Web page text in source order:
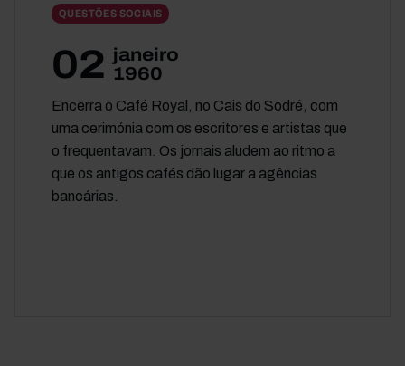
QUESTÕES SOCIAIS
02 janeiro
1960
Encerra o Café Royal, no Cais do Sodré, com
uma cerimónia com os escritores e artistas que
o frequentavam. Os jornais aludem ao ritmo a
que os antigos cafés dão lugar a agências
bancárias.